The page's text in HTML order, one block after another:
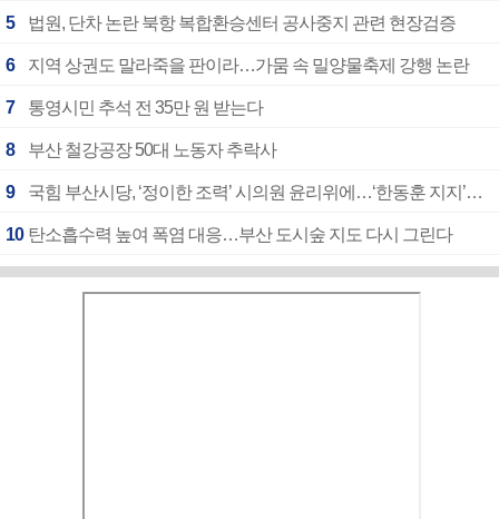
5 법원, 단차 논란 북항 복합환승센터 공사중지 관련 현장검증
6 지역 상권도 말라죽을 판이라…가뭄 속 밀양물축제 강행 논란
7 통영시민 추석 전 35만 원 받는다
8 부산 철강공장 50대 노동자 추락사
9 국힘 부산시당, ‘정이한 조력’ 시의원 윤리위에…‘한동훈 지지’도 신고접수
10 탄소흡수력 높여 폭염 대응…부산 도시숲 지도 다시 그린다